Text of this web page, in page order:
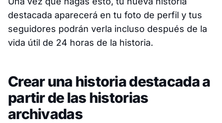
destacada aparecerá en tu foto de perfil y tus
seguidores podrán verla incluso después de la
vida útil de 24 horas de la historia.
Crear una historia destacada a
partir de las historias
archivadas